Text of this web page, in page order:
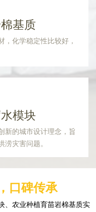
基质
，化学稳定性比较好，
模块
新的城市设计理念，旨
灾害问题。
口碑传承
、农业种植育苗岩棉基质实